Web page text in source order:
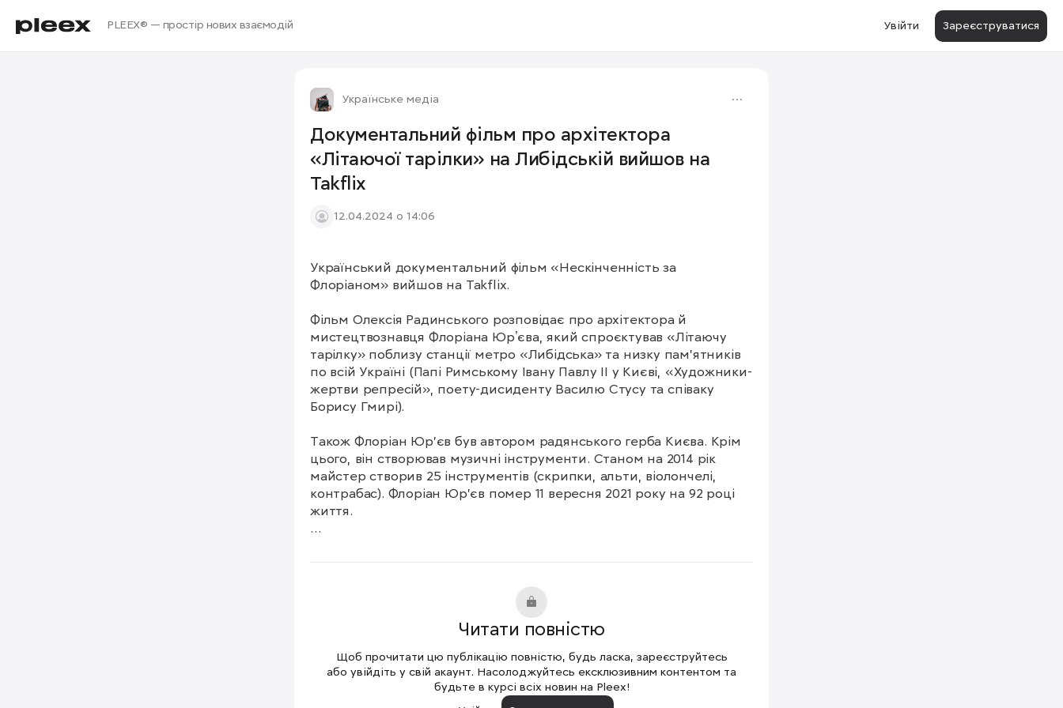
PLEEX® — простір нових взаємодій Увійти Зареєструватися
Українське медіа
Документальний фільм про архітектора
«Літаючої тарілки» на Либідській вийшов на
Takflix
12.04.2024 о 14:06
Український документальний фільм «Нескінченність за
Флоріаном» вийшов на Takflix.
Фільм Олексія Радинського розповідає про архітектора й
мистецтвознавця Флоріана Юрʼєва, який спроєктував «Літаючу
тарілку» поблизу станції метро «Либідська» та низку пам'ятників
по всій Україні (Папі Римському Івану Павлу ІІ у Києві, «Художники-
жертви репресій», поету-дисиденту Василю Стусу та співаку
Борису Гмирі).
Також Флоріан Юр'єв був автором радянського герба Києва. Крім
цього, він створював музичні інструменти. Станом на 2014 рік
майстер створив 25 інструментів (скрипки, альти, віолончелі,
контрабас). Флоріан Юр'єв помер 11 вересня 2021 року на 92 році
життя.
Читати повністю
Щоб прочитати цю публікацію повністю, будь ласка, зареєструйтесь
або увійдіть у свій акаунт. Насолоджуйтесь ексклюзивним контентом та
будьте в курсі всіх новин на Pleex!